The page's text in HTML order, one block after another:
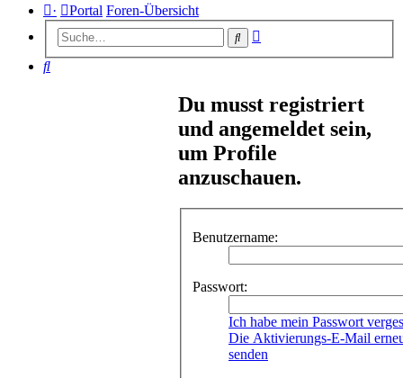
· Portal Foren-Übersicht
Suche
Suche
Du musst registriert
und angemeldet sein,
um Profile
anzuschauen.
Benutzername:
Passwort:
Ich habe mein Passwort
Die Aktivierungs-E-Mail
senden